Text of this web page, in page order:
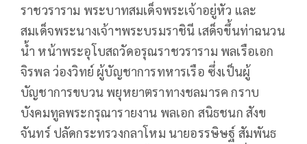
ราชวราราม พระบาทสมเด็จพระเจ้าอยู่หัว และ
สมเด็จพระนางเจ้าฯพระบรมราชินี เสด็จขึ้นท่าฉนวน
น้ำ หน้าพระอุโบสถวัดอรุณราชวราราม พลเรือเอก
จิรพล ว่องวิทย์ ผู้บัญชาการทหารเรือ ซึ่งเป็นผู้
บัญชาการขบวน พยุหยาตราทางชลมารค กราบ
บังคมทูลพระกรุณารายงาน พลเอก สนิธชนก สังข
จันทร์ ปลัดกระทรวงกลาโหม นายอรรษิษฐ์ สัมพันธ